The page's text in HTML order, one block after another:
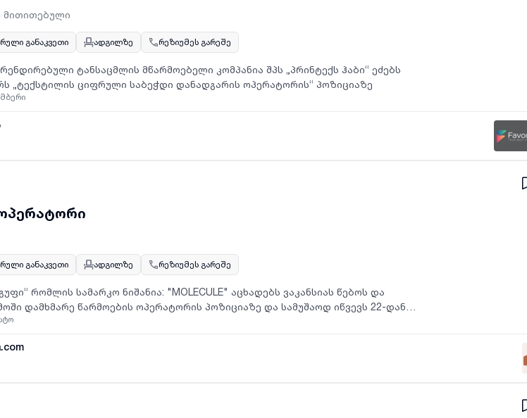
მითითებული
განაკვეთი ადგილზე რეზიუმეს გარეშე
ტანსაცმლის მწარმოებელი კომპანია შპს „პრინტექს ჰაბი“ ეძებს
გუნდის ახალ წევრს „ტექსტილის ციფრული საბეჭდი დანადგარის ოპერატორის“ პოზიციაზე
განაკვეთი ადგილზე რეზიუმეს გარეშე
რომლის სამარკო ნიშანია: "MOLECULE" აცხადებს ვაკანსიას წებოს და
დამხმარე წარმოების ოპერატორის პოზიციაზე და სამუშაოდ იწვევს 22-დან